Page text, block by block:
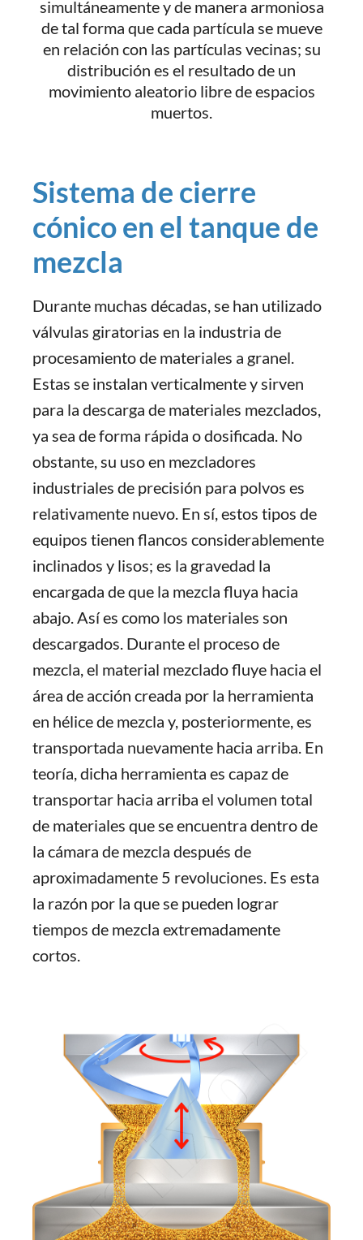
simultáneamente y de manera armoniosa
de tal forma que cada partícula se mueve
en relación con las partículas vecinas; su
distribución es el resultado de un
movimiento aleatorio libre de espacios
muertos.
Sistema de cierre
cónico en el tanque de
mezcla
Durante muchas décadas, se han utilizado
válvulas giratorias en la industria de
procesamiento de materiales a granel.
Estas se instalan verticalmente y sirven
para la descarga de materiales mezclados,
ya sea de forma rápida o dosificada. No
obstante, su uso en mezcladores
industriales de precisión para polvos es
relativamente nuevo. En sí, estos tipos de
equipos tienen flancos considerablemente
inclinados y lisos; es la gravedad la
encargada de que la mezcla fluya hacia
abajo. Así es como los materiales son
descargados. Durante el proceso de
mezcla, el material mezclado fluye hacia el
área de acción creada por la herramienta
en hélice de mezcla y, posteriormente, es
transportada nuevamente hacia arriba. En
teoría, dicha herramienta es capaz de
transportar hacia arriba el volumen total
de materiales que se encuentra dentro de
la cámara de mezcla después de
aproximadamente 5 revoluciones. Es esta
la razón por la que se pueden lograr
tiempos de mezcla extremadamente
cortos.